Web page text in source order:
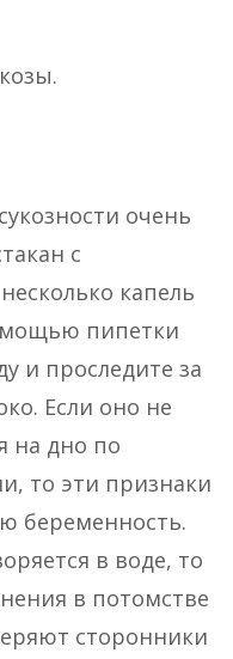
очень
с
капель
пипетки
и проследите за
Если оно не
на дно по
то эти признаки
беременность.
в воде, то
в потомстве
сторонники